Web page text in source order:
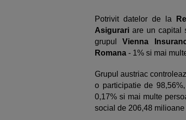
Potrivit datelor de la
Asigurari are un capital
grupulVienna
Romana - 1% si mai
Grupul austriac
o participatie de
0,17% si mai multe
social de 206,48 milioane